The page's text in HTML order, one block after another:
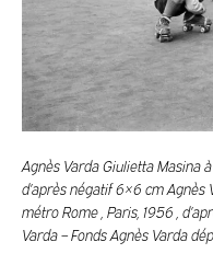
Agnès Varda Giulietta Masina
d’après négatif 6×6 cm Agnès
métro Rome , Paris, 1956 ,
Varda – Fonds Agnès Varda